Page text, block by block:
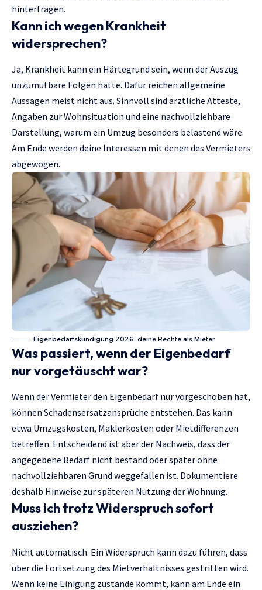
hinterfragen.
Kann ich wegen Krankheit
widersprechen?
Ja, Krankheit kann ein Härtegrund sein, wenn der Auszug
unzumutbare Folgen hätte. Dafür reichen allgemeine
Aussagen meist nicht aus. Sinnvoll sind ärztliche Atteste,
Angaben zur Wohnsituation und eine nachvollziehbare
Darstellung, warum ein Umzug besonders belastend wäre.
Am Ende werden deine Interessen mit denen des Vermieters
abgewogen.
Eigenbedarfskündigung 2026: deine Rechte als Mieter
Was passiert, wenn der Eigenbedarf
nur vorgetäuscht war?
Wenn der Vermieter den Eigenbedarf nur vorgeschoben hat,
können Schadensersatzansprüche entstehen. Das kann
etwa Umzugskosten, Maklerkosten oder Mietdifferenzen
betreffen. Entscheidend ist aber der Nachweis, dass der
angegebene Bedarf nicht bestand oder später ohne
nachvollziehbaren Grund weggefallen ist. Dokumentiere
deshalb Hinweise zur späteren Nutzung der Wohnung.
Muss ich trotz Widerspruch sofort
ausziehen?
Nicht automatisch. Ein Widerspruch kann dazu führen, dass
über die Fortsetzung des Mietverhältnisses gestritten wird.
Wenn keine Einigung zustande kommt, kann am Ende ein